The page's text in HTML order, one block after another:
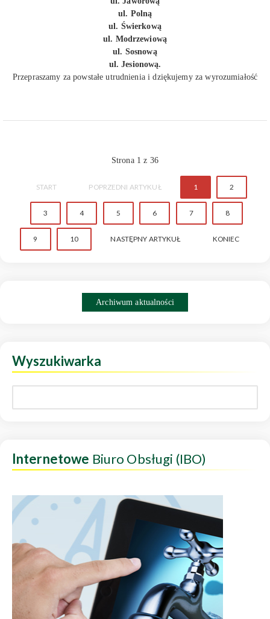
ul. Polną
ul. Świerkową
ul. Modrzewiową
ul. Sosnową
ul. Jesionową.
Przepraszamy za powstałe utrudnienia i dziękujemy za wyrozumiałość
Strona 1 z 36
START POPRZEDNI ARTYKUŁ 1 2
3 4 5 6 7 8
9 10 NASTĘPNY ARTYKUŁ KONIEC
Archiwum aktualności
Wyszukiwarka
Internetowe Biuro Obsługi (IBO)